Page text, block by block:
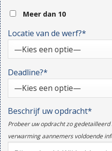
Meer dan 10
Locatie van de werf?*
Deadline?*
Beschrijf uw opdracht*
Probeer uw opdracht zo
verwarming aannemers voldoende